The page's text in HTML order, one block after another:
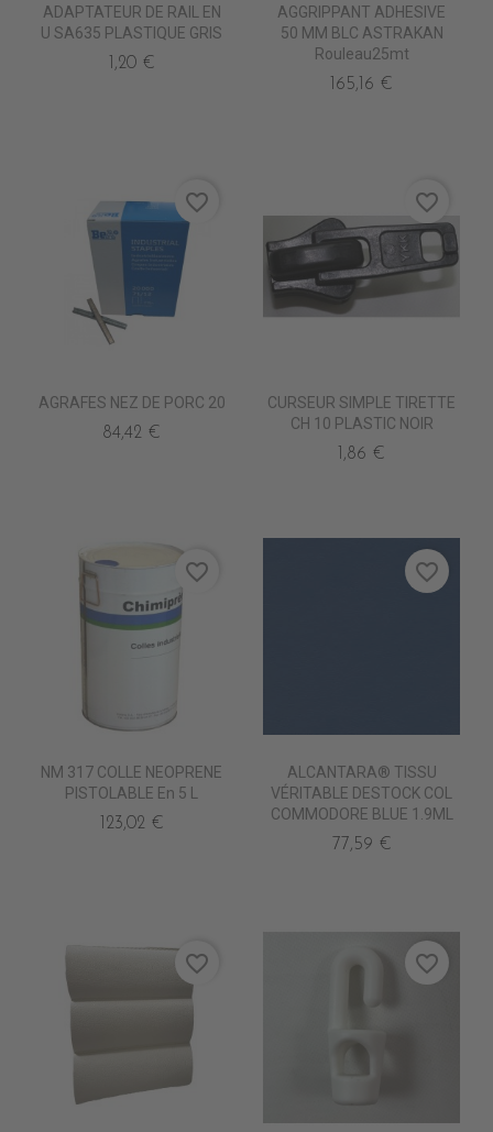
ADAPTATEUR DE RAIL EN
U SA635 PLASTIQUE GRIS
1,20 €
AGGRIPPANT ADHESIVE
50 MM BLC ASTRAKAN
Rouleau25mt
165,16 €
AGRAFES NEZ DE PORC 20
84,42 €
favorite_border
CURSEUR SIMPLE TIRETTE
CH 10 PLASTIC NOIR
1,86 €
favorite_border
NM 317 COLLE NEOPRENE
PISTOLABLE En 5 L
123,02 €
favorite_border
ALCANTARA® TISSU
VÉRITABLE DESTOCK COL
COMMODORE BLUE 1.9ML
77,59 €
favorite_border
favorite_border favorite_border